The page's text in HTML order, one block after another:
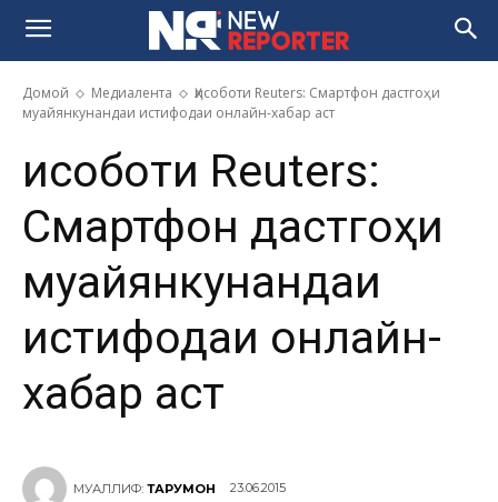
Домой Медиалента
Ҳисоботи Reuters: Смартфон дастгоҳи
муайянкунандаи истифодаи онлайн-хабар аст
Ҳисоботи Reuters:
Смартфон дастгоҳи
муайянкунандаи
истифодаи онлайн-
хабар аст
МУАЛЛИФ: ТАРҶУМОН 23.06.2015